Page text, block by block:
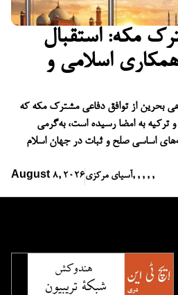
مکه: استقبال
اسلامی و
بحرین از توافق دفاعی مشترک مکه که
ترکیه به امضا رسیده است، به‌گرمی
اساسی صلح و ثبات در جهان اسلام
August 8, 2026آسیای مرکزی, , , , ,